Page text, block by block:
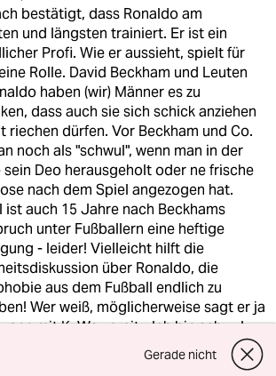
bestätigt, dass Ronaldo am
und längsten trainiert. Er ist ein
Profi. Wie er aussieht, spielt für
Rolle. David Beckham und Leuten
haben (wir) Männer es zu
dass auch sie sich schick anziehen
riechen dürfen. Vor Beckham und Co.
noch als "schwul", wenn man in der
sein Deo herausgeholt oder ne frische
nach dem Spiel angezogen hat.
ist auch 15 Jahre nach Beckhams
unter Fußballern eine heftige
- leider! Vielleicht hilft die
über Ronaldo, die
aus dem Fußball endlich zu
Wer weiß, möglicherweise sagt er ja
mit K. Wowereit: „Ich bin schwul,
ist auch gut so.“ Vielleicht wird er
ernst genommen und anerkannt.
Gerade nicht